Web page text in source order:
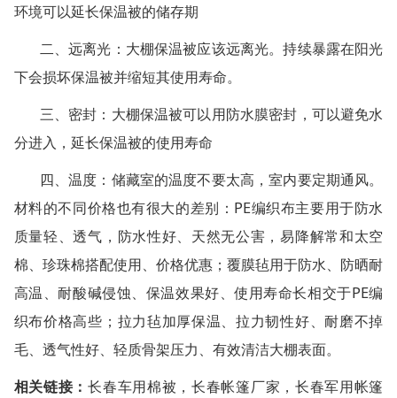
环境可以延长保温被的储存期
二、远离光：大棚保温被应该远离光。持续暴露在阳光
下会损坏保温被并缩短其使用寿命。
三、密封：大棚保温被可以用防水膜密封，可以避免水
分进入，延长保温被的使用寿命
四、温度：储藏室的温度不要太高，室内要定期通风。
材料的不同价格也有很大的差别：PE编织布主要用于防水
质量轻、透气，防水性好、天然无公害，易降解常和太空
棉、珍珠棉搭配使用、价格优惠；覆膜毡用于防水、防晒耐
高温、耐酸碱侵蚀、保温效果好、使用寿命长相交于PE编
织布价格高些；拉力毡加厚保温、拉力韧性好、耐磨不掉
毛、透气性好、轻质骨架压力、有效清洁大棚表面。
相关链接：长春车用棉被 ，长春帐篷厂家 ， 长春军用帐篷